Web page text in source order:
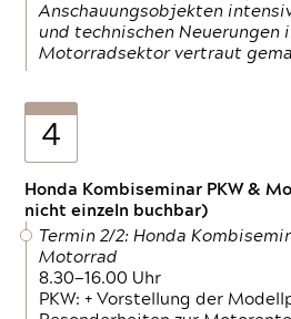
Anschauungsobjekten
und technischen Neuerungen
Motorradsektor vertraut
4
Honda Kombiseminar PKW &
nicht einzeln buchbar)
Termin 2/2: Honda
Motorrad
8.30—16.00 Uhr
PKW: + Vorstellung der